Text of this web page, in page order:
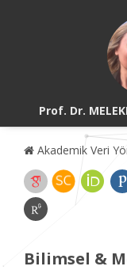
Prof. Dr.
Akademik Veri
Bilimsel &